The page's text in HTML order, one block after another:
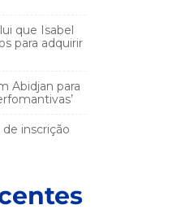
que Isabel
para adquirir
Abidjan para
inscrição